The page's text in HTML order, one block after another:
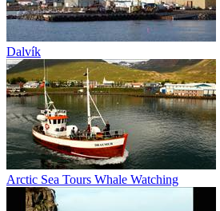
Dalvík
Arctic Sea Tours Whale Watching